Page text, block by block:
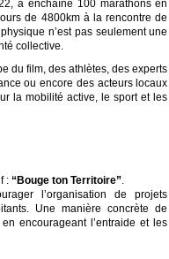
a enchaîné 100 marathons en
de 4800km à la rencontre de
n’est pas seulement une
collective.
du film, des athlètes, des experts
ou encore des acteurs locaux
la mobilité active, le sport et les
:“Bouge ton Territoire”.
l’organisation de projets
Une manière concrète de
encourageant l’entraide et les